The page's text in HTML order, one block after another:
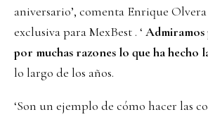
aniversario’, comenta Enrique
exclusiva para MexBest . ‘
por muchas razones lo que ha hecho
lo largo de los años.
‘Son un ejemplo de cómo hacer las